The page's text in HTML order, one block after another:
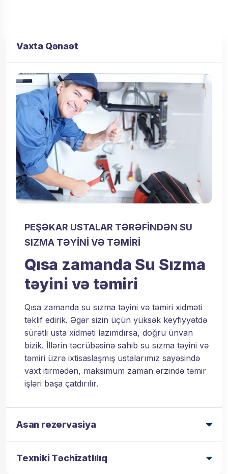
Vaxta Qənaət
PEŞƏKAR USTALAR TƏRƏFINDƏN SU
SIZMA TƏYINI VƏ TƏMIRI
Qısa zamanda Su Sızma
təyini və təmiri
Qısa zamanda su sızma təyini və təmiri xidməti
təklif edirik. Əgər sizin üçün yüksək keyfiyyətdə
sürətli usta xidməti lazımdırsa, doğru ünvan
bizik. İllərin təcrübəsinə sahib su sızma təyini və
təmiri üzrə ixtisaslaşmış ustalarımız sayəsində
vaxt itirmədən, maksimum zaman ərzində təmir
işləri başa çatdırılır.
Asan rezervasiya
Texniki Təchizatlılıq